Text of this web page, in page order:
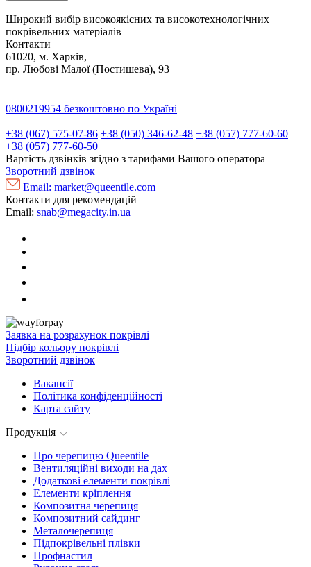
Широкий вибір високоякісних та високотехнологічних
покрівельних матеріалів
Контакти
61020, м. Харків,
пр. Любові Малої (Постишева), 93
0800219954 безкоштовно по Україні
+38 (067) 575-07-86 +38 (050) 346-62-48 +38 (057) 777-60-60
+38 (057) 777-60-50
Вартість дзвінків згідно з тарифами Вашого оператора
Зворотний дзвінок
Email: market@queentile.com
Контакти для рекомендацій
Email: snab@megacity.in.ua
Заявка на розрахунок покрівлі
Підбір кольору покрівлі
Зворотний дзвінок
Вакансії
Політика конфіденційності
Карта сайту
Продукція
Про черепицю Queentile
Вентиляційні виходи на дах
Додаткові елементи покрівлі
Елементи кріплення
Композитна черепиця
Композитний сайдинг
Металочерепиця
Підпокрівельні плівки
Профнастил